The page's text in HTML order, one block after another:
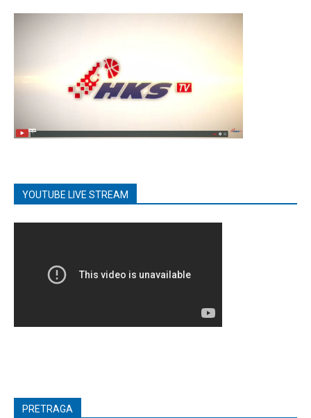
YOUTUBE LIVE STREAM
PRETRAGA